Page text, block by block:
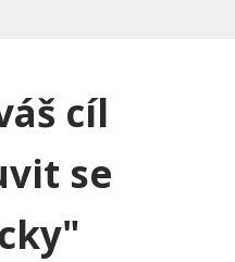
cíl
se